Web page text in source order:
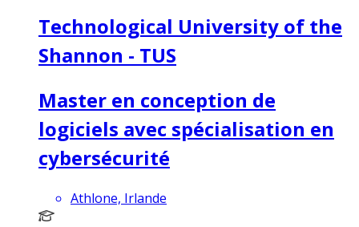
Technological University of the
Shannon - TUS
Master en conception de
logiciels avec spécialisation en
cybersécurité
Athlone, Irlande